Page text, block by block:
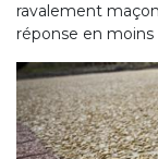
ravalement
réponse en moins